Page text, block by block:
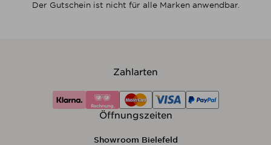
Der Gutschein ist nicht für alle Marken anwendbar.
Zahlarten
Öffnungszeiten
Showroom Bielefeld